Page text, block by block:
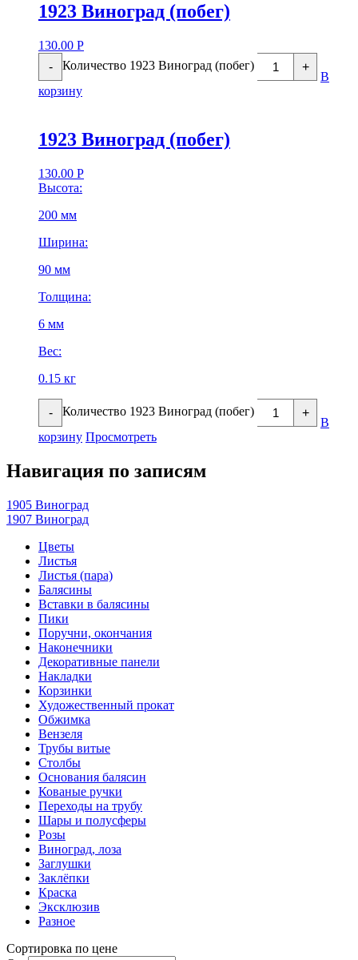
1923 Виноград (побег)
130.00 Р
-
Количество 1923 Виноград (побег) +
В
корзину
1923 Виноград (побег)
130.00 Р
Высота:
200 мм
Ширина:
90 мм
Толщина:
6 мм
Вес:
0.15 кг
- Количество 1923 Виноград (побег) +
В
корзину Просмотреть
Навигация по записям
1905 Виноград
1907 Виноград
Цветы
Листья
Листья (пара)
Балясины
Вставки в балясины
Пики
Поручни, окончания
Наконечники
Декоративные панели
Накладки
Корзинки
Художественный прокат
Обжимка
Вензеля
Трубы витые
Столбы
Основания балясин
Кованые ручки
Переходы на трубу
Шары и полусферы
Розы
Виноград, лоза
Заглушки
Заклёпки
Краска
Эксклюзив
Разное
Сортировка по цене